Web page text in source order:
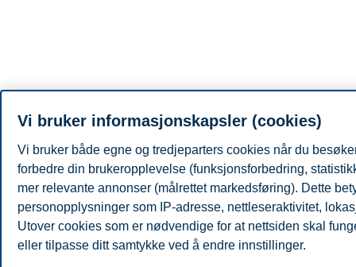
Vi bruker informasjonskapsler (cookies)
Vi bruker både egne og tredjeparters cookies når du
forbedre din brukeropplevelse (funksjonsforbedring,
mer relevante annonser (målrettet markedsføring). Dette
personopplysninger som IP-adresse, nettleseraktivitet,
Utover cookies som er nødvendige for at nettsiden skal
eller tilpasse ditt samtykke ved å endre innstillinger.